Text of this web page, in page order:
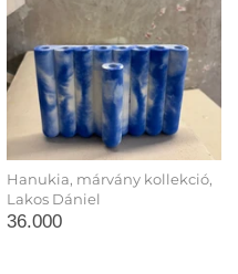
Hanukia, márvány kollekció,
Lakos Dániel
36.000